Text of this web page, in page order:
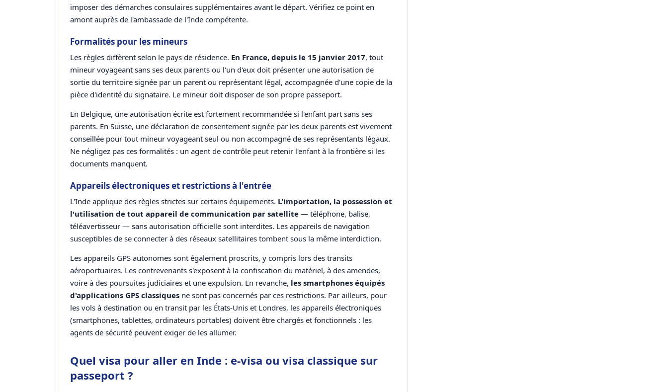
imposer des démarches consulaires supplémentaires avant le départ. Vérifiez ce point en
amont auprès de l'ambassade de l'Inde compétente.
Formalités pour les mineurs
Les règles diffèrent selon le pays de résidence. En France, depuis le 15 janvier 2017, tout
mineur voyageant sans ses deux parents ou l'un d'eux doit présenter une autorisation de
sortie du territoire signée par un parent ou représentant légal, accompagnée d'une copie de la
pièce d'identité du signataire. Le mineur doit disposer de son propre passeport.
En Belgique, une autorisation écrite est fortement recommandée si l'enfant part sans ses
parents. En Suisse, une déclaration de consentement signée par les deux parents est vivement
conseillée pour tout mineur voyageant seul ou non accompagné de ses représentants légaux.
Ne négligez pas ces formalités : un agent de contrôle peut retenir l'enfant à la frontière si les
documents manquent.
Appareils électroniques et restrictions à l'entrée
L'Inde applique des règles strictes sur certains équipements. L'importation, la possession et
l'utilisation de tout appareil de communication par satellite — téléphone, balise,
téléavertisseur — sans autorisation officielle sont interdites. Les appareils de navigation
susceptibles de se connecter à des réseaux satellitaires tombent sous la même interdiction.
Les appareils GPS autonomes sont également proscrits, y compris lors des transits
aéroportuaires. Les contrevenants s'exposent à la confiscation du matériel, à des amendes,
voire à des poursuites judiciaires et une expulsion. En revanche, les smartphones équipés
d'applications GPS classiques ne sont pas concernés par ces restrictions. Par ailleurs, pour
les vols à destination ou en transit par les États-Unis et Londres, les appareils électroniques
(smartphones, tablettes, ordinateurs portables) doivent être chargés et fonctionnels : les
agents de sécurité peuvent exiger de les allumer.
Quel visa pour aller en Inde : e-visa ou visa classique sur
passeport ?